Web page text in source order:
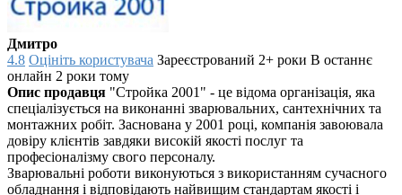
Дмитро
4.8 Оцініть користувача Зареєстрований 2+ роки В останнє
онлайн 2 роки тому
Опис продавця "Стройка 2001" - це відома організація, яка
спеціалізується на виконанні зварювальних, сантехнічних та
монтажних робіт. Заснована у 2001 році, компанія завоювала
довіру клієнтів завдяки високій якості послуг та
професіоналізму свого персоналу.
Зварювальні роботи виконуються з використанням сучасного
обладнання і відповідають найвищим стандартам якості і